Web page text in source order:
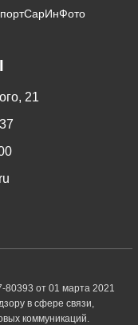
СарИнФото
21
от 01 марта 2021
в сфере связи,
коммуникаций.